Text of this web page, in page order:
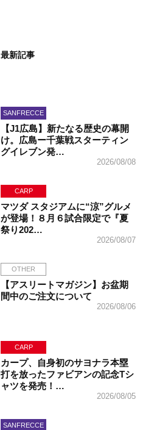
最新記事
SANFRECCE
【J1広島】新たなる歴史の幕開
け。広島ー千葉戦スターティン
グイレブン発…
2026/08/08
CARP
マツダ スタジアムに“涼”グルメ
が登場！８月６試合限定で『夏
祭り202…
2026/08/07
OTHER
【アスリートマガジン】お盆期
間中のご注文について
2026/08/06
CARP
カープ、自身初のサヨナラ本塁
打を放ったファビアンの記念Tシ
ャツを発売！…
2026/08/05
SANFRECCE